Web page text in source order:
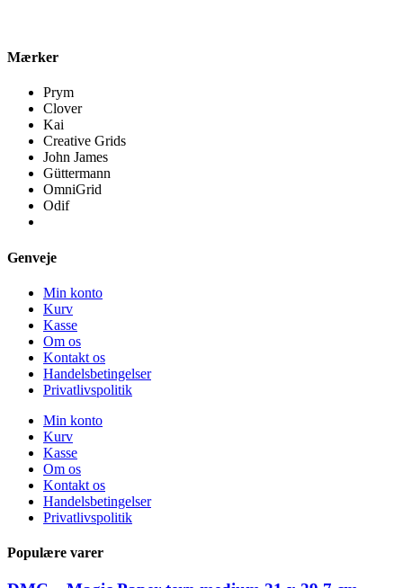
Mærker
Prym
Clover
Kai
Creative Grids
John James
Güttermann
OmniGrid
Odif
Genveje
Min konto
Kurv
Kasse
Om os
Kontakt os
Handelsbetingelser
Privatlivspolitik
Min konto
Kurv
Kasse
Om os
Kontakt os
Handelsbetingelser
Privatlivspolitik
Populære varer